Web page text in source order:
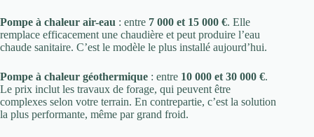
Pompe à chaleur air-eau : entre 7 000 et 15 000 €. Elle
remplace efficacement une chaudière et peut produire l’eau
chaude sanitaire. C’est le modèle le plus installé aujourd’hui.
Pompe à chaleur géothermique : entre 10 000 et 30 000 €.
Le prix inclut les travaux de forage, qui peuvent être
complexes selon votre terrain. En contrepartie, c’est la solution
la plus performante, même par grand froid.